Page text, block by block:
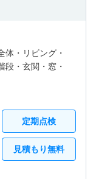
体・ リビング・
段・ 玄関・ 窓・
定期点検
見積もり無料